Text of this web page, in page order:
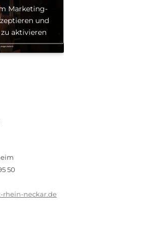
Marketing-
und
aktivieren
50
rhein-neckar.de